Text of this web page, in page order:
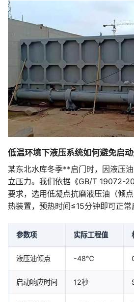
低温环境下液压系统如何避免启动
某东北水库冬季**启门时，因液压
立压力。我们依据《GB/T 19072-
要求，选用低凝点抗磨液压油（倾
热装置，预热时间≤15分钟即可正常
参数项 实际工程值
液压油倾点 -48℃
启动响应时间 12秒